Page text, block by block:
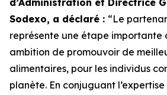
d’Administration et Directrice
Sodexo, a déclaré : “Le p
représente une étape importante
ambition de promouvoir de
alimentaires, pour les individus
planète. En conjuguant